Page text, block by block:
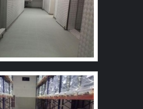
seus serviços e que preza pela
possíveis pelo fato de possuir
onde são realizadas as
de última geração. Todos
a uma equipe multidisciplinar
e profissionais com vasta
de atuação, garantem a melhor
clientes.
tamanhos do piso 20x20cm;
40x40cm.A empresa oferece
do produto. O alerta conta com
objetivo de sinalizar paradas,
indicação de obstáculos.
de elevadores e objetos
com qualidade garantidaO Meu
é uma empresa experiente que